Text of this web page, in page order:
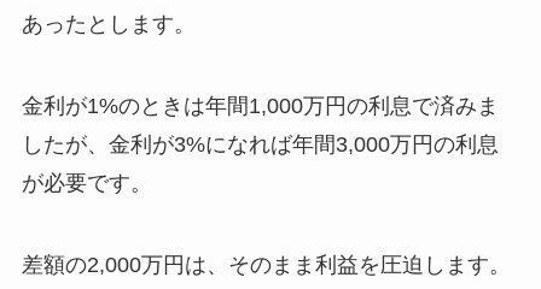
あったとします。
金利が1%のときは年間1,000万円の利息で済みま
したが、金利が3%になれば年間3,000万円の利息
が必要です。
差額の2,000万円は、そのまま利益を圧迫します。